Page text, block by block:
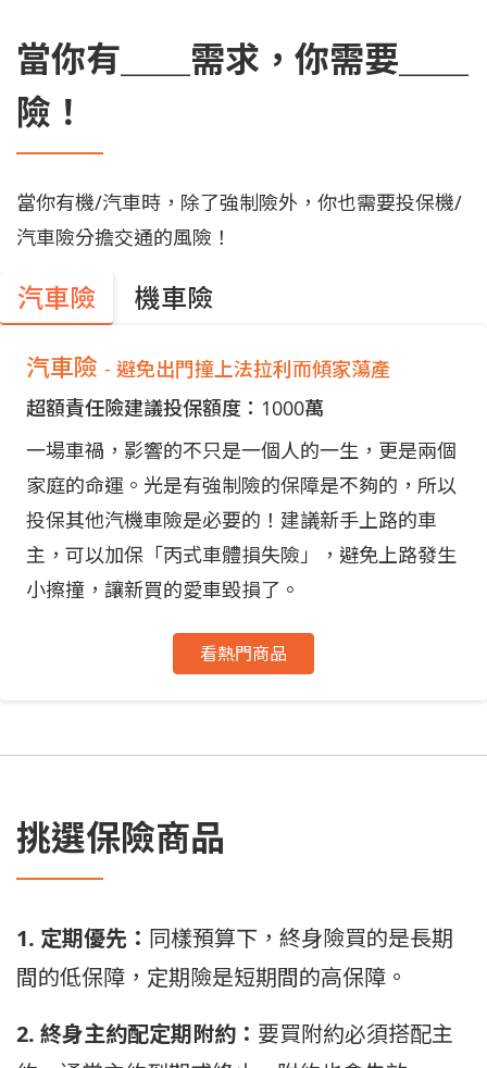
當你有＿＿需求，你需要＿＿
險！
當你有機/汽車時，除了強制險外，你也需要投保機/
汽車險分擔交通的風險！
汽車險 機車險
汽車險 - 避免出門撞上法拉利而傾家蕩產
超額責任險建議投保額度：1000萬
一場車禍，影響的不只是一個人的一生，更是兩個
家庭的命運。光是有強制險的保障是不夠的，所以
投保其他汽機車險是必要的！建議新手上路的車
主，可以加保「丙式車體損失險」，避免上路發生
小擦撞，讓新買的愛車毀損了。
看熱門商品
挑選保險商品
1. 定期優先： 同樣預算下，終身險買的是長期
間的低保障，定期險是短期間的高保障。
2. 終身主約配定期附約： 要買附約必須搭配主